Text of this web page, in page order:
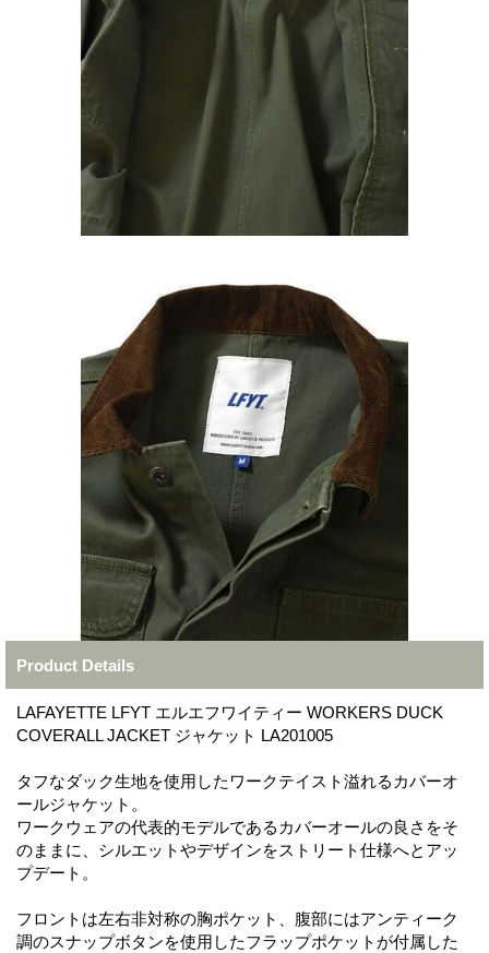
Product Details
LAFAYETTE LFYT エルエフワイティー WORKERS DUCK
COVERALL JACKET ジャケット LA201005
タフなダック生地を使用したワークテイスト溢れるカバーオ
ールジャケット。
ワークウェアの代表的モデルであるカバーオールの良さをそ
のままに、シルエットやデザインをストリート仕様へとアッ
プデート。
フロントは左右非対称の胸ポケット、腹部にはアンティーク
調のスナップボタンを使用したフラップポケットが付属した